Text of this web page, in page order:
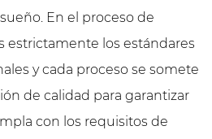
En el proceso de
estrictamente los estándares
y cada proceso se somete
de calidad para garantizar
con los requisitos de